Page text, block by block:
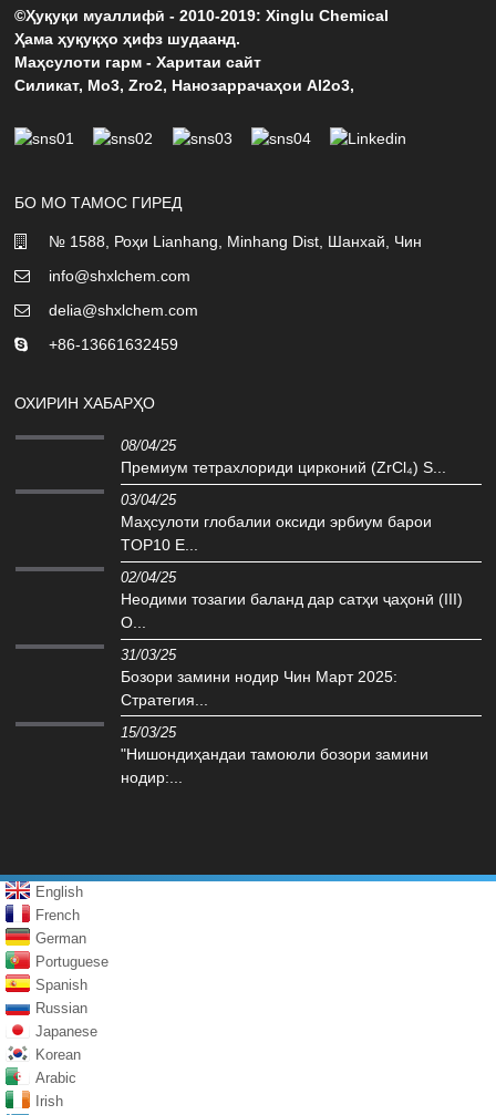
©Ҳуқуқи муаллифӣ - 2010-2019: Xinglu Chemical
Ҳама ҳуқуқҳо ҳифз шудаанд.
Маҳсулоти гарм -Харитаи сайт
Силикат, Мо3,Zro2, Нанозаррачаҳои Al2o3,
БО МО ТАМОС ГИРЕД
№ 1588, Роҳи Lianhang, Minhang Dist, Шанхай, Чин
info@shxlchem.com
delia@shxlchem.com
+86-13661632459
ОХИРИН ХАБАРҲО
08/04/25
Премиум тетрахлориди цирконий (ZrCl₄) S...
03/04/25
Маҳсулоти глобалии оксиди эрбиум барои
TOP10 E...
02/04/25
Неодими тозагии баланд дар сатҳи ҷаҳонӣ (III)
O...
31/03/25
Бозори замини нодир Чин Март 2025:
Стратегия...
15/03/25
"Нишондиҳандаи тамоюли бозори замини
нодир:...
English
French
German
Portuguese
Spanish
Russian
Japanese
Korean
Arabic
Irish